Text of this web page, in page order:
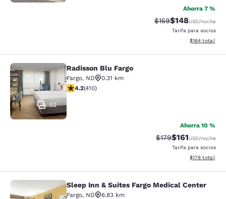
Ahorra 7 %
Tarifa tachada:
$159Tarifa reducida:
$148USD/noche
Tarifa para socios
Ver detalles
$164 total
Radisson Blu Fargo
52
Radisson Blu Fargo
Fargo, ND
0.31 km
Calificación de 4.2 estrellas. Excelente. 410 reseñas
4.2(410)
Ahorra 10 %
Tarifa tachada:
$179Tarifa reducida:
$161USD/noche
Tarifa para socios
Ver detalles
$178 total
Sleep Inn & Suites Fargo Medical
Sleep Inn & Suites Fargo Medical Center
Fargo, ND
6.83 km